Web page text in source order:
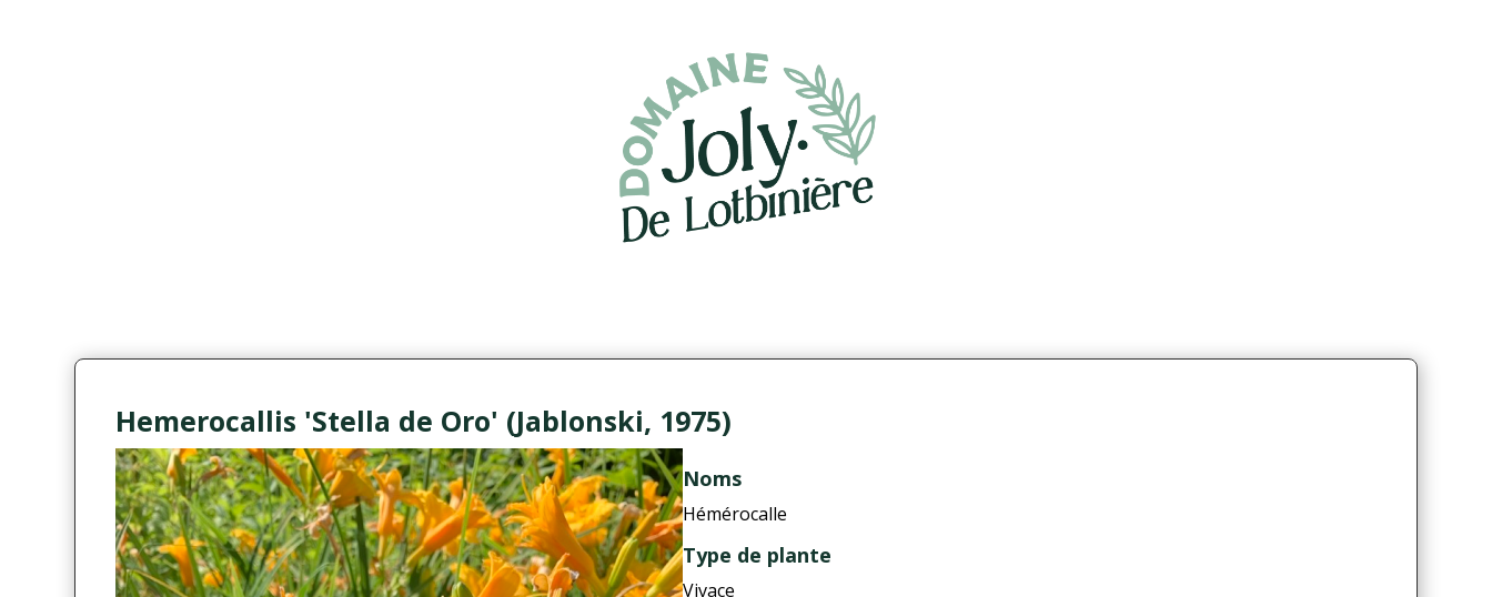
Hemerocallis 'Stella de Oro' (Jablonski, 1975)
Noms
Hémérocalle
Type de plante
Vivace